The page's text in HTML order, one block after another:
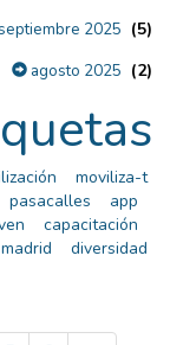
2025 (5)
agosto 2025 (2)
moviliza-t
pasacalles
app
capacitación
madrid diversidad